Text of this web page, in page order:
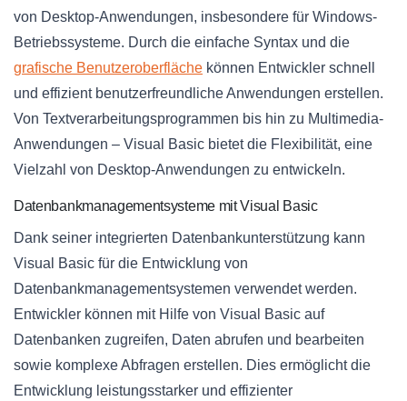
von Desktop-Anwendungen, insbesondere für Windows-
Betriebssysteme. Durch die einfache Syntax und die
grafische Benutzeroberfläche können Entwickler schnell
und effizient benutzerfreundliche Anwendungen erstellen.
Von Textverarbeitungsprogrammen bis hin zu Multimedia-
Anwendungen – Visual Basic bietet die Flexibilität, eine
Vielzahl von Desktop-Anwendungen zu entwickeln.
Datenbankmanagementsysteme mit Visual Basic
Dank seiner integrierten Datenbankunterstützung kann
Visual Basic für die Entwicklung von
Datenbankmanagementsystemen verwendet werden.
Entwickler können mit Hilfe von Visual Basic auf
Datenbanken zugreifen, Daten abrufen und bearbeiten
sowie komplexe Abfragen erstellen. Dies ermöglicht die
Entwicklung leistungsstarker und effizienter